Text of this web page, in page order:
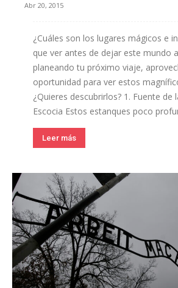
Abr 20, 2015
¿Cuáles son los lugares mágicos e
que ver antes de dejar este mundo
planeando tu próximo viaje,
oportunidad para ver estos
¿Quieres descubrirlos? 1. Fuente de
Escocia Estos estanques poco
Leer más